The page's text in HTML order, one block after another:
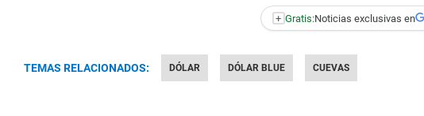
+ Gratis:Noticias exclusivas en
TEMAS RELACIONADOS: DÓLAR DÓLAR BLUE CUEVAS